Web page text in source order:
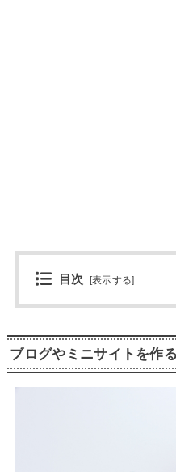
目次 [表示する]
ブログやミニサイトを作